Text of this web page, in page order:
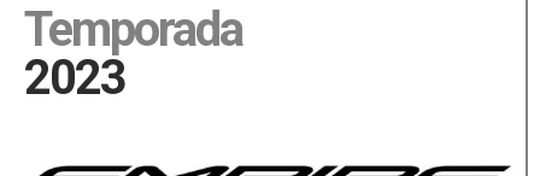
Temporada
2023